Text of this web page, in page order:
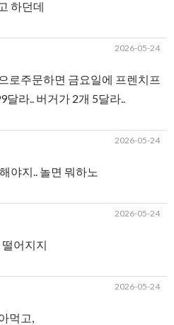
하던데
2026-05-24
로주문하면 금요일에 프렌치프
달라.. 버거가 2개 5달라..
2026-05-24
야지.. 놀면 뭐하노
2026-05-24
어지지
2026-05-24
먹고,